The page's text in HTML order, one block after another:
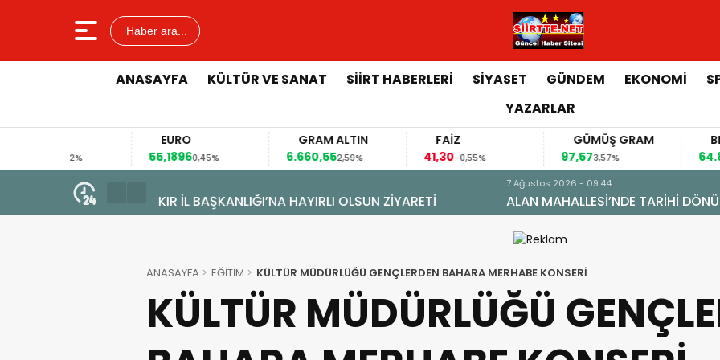
Haber ara...
ANASAYFA KÜLTÜR VE SANAT SİİRT HABERLERİ SİYASET GÜNDEM EKONOMİ
YAZARLAR
55,1896
6.660,55
FAİZ
41,30
GÜMÜŞ GRAM
97,57
BITCOIN
0,70%
ZİYARETİ ALAN MAHALLESİ’NDE TARİHİ DÖNÜŞÜM: DOĞAL GAZA KAVUŞTU, 34 YILLIK TAPU SORUNU
ANASAYFA EĞİTİM KÜLTÜR MÜDÜRLÜĞÜ GENÇLERDEN BAHARA MERHABE KONSERİ
KÜLTÜR MÜDÜRLÜĞÜ